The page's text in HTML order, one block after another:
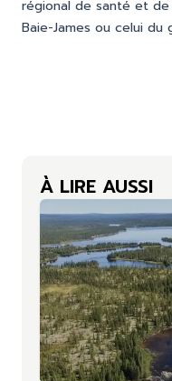
régional de santé et de
Baie-James ou celui du
À LIRE AUSSI